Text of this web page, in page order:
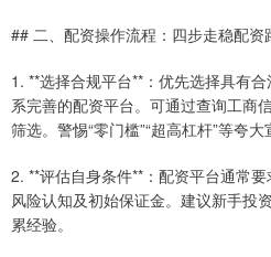
## 二、配资操作流程：四步走稳配资
1. **选择合规平台**：优先选择具有
系完善的配资平台。可通过查询工商
筛选。警惕“零门槛”“超高杠杆”等夸
2. **评估自身条件**：配资平台通常要
风险认知及初始保证金。建议新手投
累经验。